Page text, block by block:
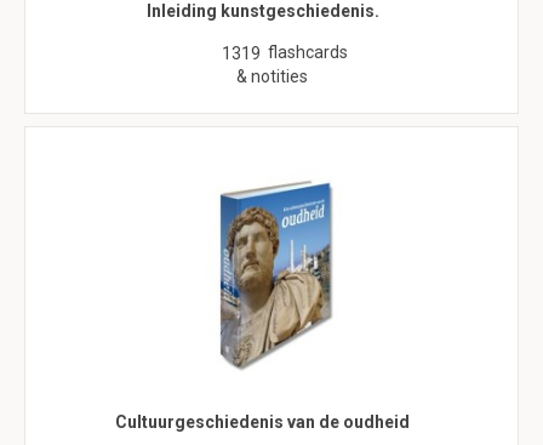
Inleiding kunstgeschiedenis.
1319 flashcards
& notities
Cultuurgeschiedenis van de oudheid